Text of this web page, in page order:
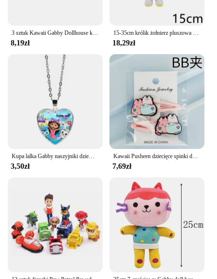
3 sztuk Kawaii Gabby Dollhouse koty naklejki z tatuażami wodoodporna Cartoon śliczne Gabby Doll House koty naklejki dla dzieci zabawki dla dzieci prezenty
8,19zł
15-35cm królik żołnierz pluszowa zabawka imitacja zwierzęcia słoń Panda lalka prezent urodzinowy dla dzieci gra peryferyjna pluszowa lalka
18,29zł
Kupa lalka Gabby naszyjniki dziewczyny nowe anime śliczne naszyjnik dziecięcy Choker moda biżuteria dzieci Cosplay klasyczne zabawki prezent gorąca sprzedaż
3,50zł
Kawaii Pusheen dziecięce spinki do włosów Cartoon figurki Anime koty śliczny spinka BB nakrycie głowy w kształcie kropli wody szpilki do włosów prezenty dla dziewczynek
7,69zł